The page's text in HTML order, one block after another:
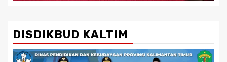
DISDIKBUD KALTIM